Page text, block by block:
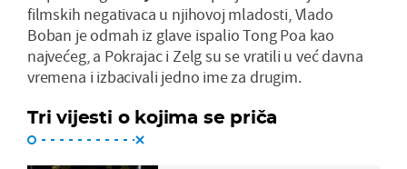
filmskih negativaca u njihovoj mladosti, Vlado
Boban je odmah iz glave ispalio Tong Poa kao
najvećeg, a Pokrajac i Zelg su se vratili u već davna
vremena i izbacivali jedno ime za drugim.
Tri vijesti o kojima se priča